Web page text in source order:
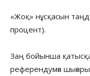
«Жоқ» нұсқасын
процент).
Заң бойынша
референдумға